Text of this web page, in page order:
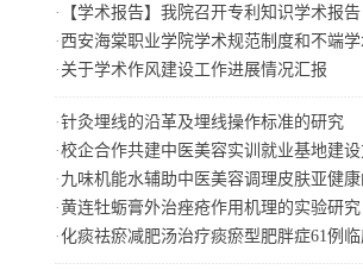
· 【学术报告】我院召开专利知识学术报告
· 西安海棠职业学院学术规范制度和不端
· 关于学术作风建设工作进展情况汇报
·针灸埋线的沿革及埋线操作标准的研究
·校企合作共建中医美容实训就业基地建
· 九味机能水辅助中医美容调理皮肤亚健
·黄连牡蛎膏外治痤疮作用机理的实验研究
·化痰祛瘀减肥汤治疗痰瘀型肥胖症61例